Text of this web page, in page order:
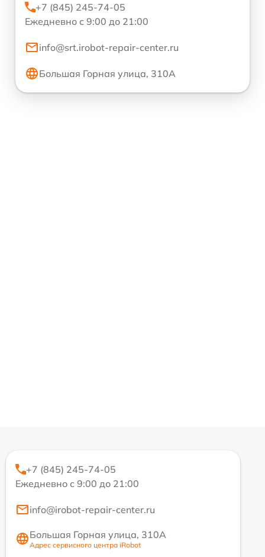
+7 (845) 245-74-05
Ежедневно с 9:00 до 21:00
info@srt.irobot-repair-center.ru
Большая Горная улица, 310А
+7 (845) 245-74-05
Ежедневно с 9:00 до 21:00
info@irobot-repair-center.ru
Большая Горная улица, 310А
Адрес сервисного центра iRobot